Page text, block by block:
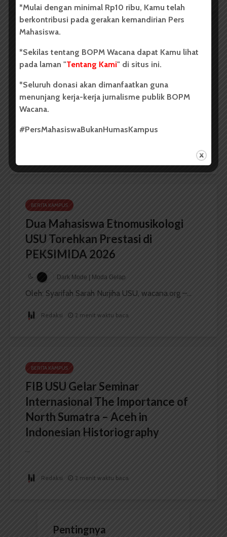
Dua Mahasiswa Sastra Indonesia
Sumatra Utara 2026
Oleh: Iyusarah Pakpahan USU, wacana.org – Dua...
BERITA KAMPUS
Dua Mahasiswa Etnomusikologi
USU Torehkan Prestasi di
PEKSIMIDA 2026
Dark Mode | Moda Gelap
Oleh: Syarifah Sarah Nurjiha USU, wacana.org –...
Redaksi 2 menit waktu baca
BERITA KAMPUS
FIB USU Gelar Seminar
Internasional The Importance of
North Sumatra – Aceh in
Indonesian Historiography
...
Redaksi 2 menit waktu baca
Pentingnya
*Mulai dengan minimal Rp10 ribu, Kamu telah
berkontribusi pada gerakan kemandirian Pers
Mahasiswa.
*Sekilas tentang BOPM Wacana dapat Kamu lihat
pada laman "Tentang Kami" di situs ini.
*Seluruh donasi akan dimanfaatkan guna
menunjang kerja-kerja jurnalisme publik BOPM
Wacana.
#PersMahasiswaBukanHumasKampus